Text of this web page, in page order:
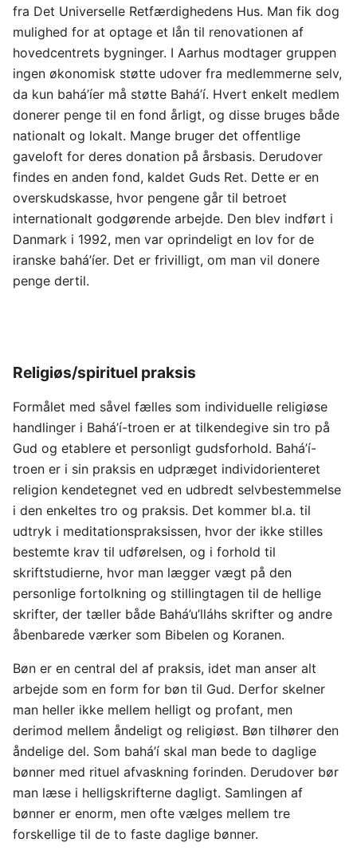
fra Det Universelle Retfærdighedens Hus. Man fik dog
mulighed for at optage et lån til renovationen af
hovedcentrets bygninger. I Aarhus modtager gruppen
ingen økonomisk støtte udover fra medlemmerne selv,
da kun bahá’íer må støtte Bahá’í. Hvert enkelt medlem
donerer penge til en fond årligt, og disse bruges både
nationalt og lokalt. Mange bruger det offentlige
gaveloft for deres donation på årsbasis. Derudover
findes en anden fond, kaldet Guds Ret. Dette er en
overskudskasse, hvor pengene går til betroet
internationalt godgørende arbejde. Den blev indført i
Danmark i 1992, men var oprindeligt en lov for de
iranske bahá’íer. Det er frivilligt, om man vil donere
penge dertil.
Religiøs/spirituel praksis
Formålet med såvel fælles som individuelle religiøse
handlinger i Bahá’í-troen er at tilkendegive sin tro på
Gud og etablere et personligt gudsforhold. Bahá’í-
troen er i sin praksis en udpræget individorienteret
religion kendetegnet ved en udbredt selvbestemmelse
i den enkeltes tro og praksis. Det kommer bl.a. til
udtryk i meditationspraksissen, hvor der ikke stilles
bestemte krav til udførelsen, og i forhold til
skriftstudierne, hvor man lægger vægt på den
personlige fortolkning og stillingtagen til de hellige
skrifter, der tæller både Bahá’u’lláhs skrifter og andre
åbenbarede værker som Bibelen og Koranen.
Bøn er en central del af praksis, idet man anser alt
arbejde som en form for bøn til Gud. Derfor skelner
man heller ikke mellem helligt og profant, men
derimod mellem åndeligt og religiøst. Bøn tilhører den
åndelige del. Som bahá’í skal man bede to daglige
bønner med rituel afvaskning forinden. Derudover bør
man læse i helligskrifterne dagligt. Samlingen af
bønner er enorm, men ofte vælges mellem tre
forskellige til de to faste daglige bønner.